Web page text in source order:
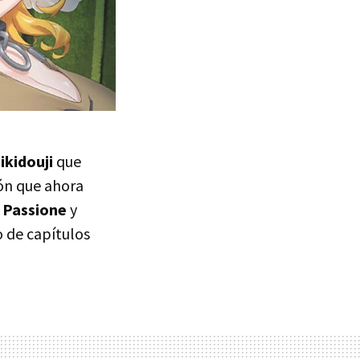
que
que ahora
Passione y
de capítulos